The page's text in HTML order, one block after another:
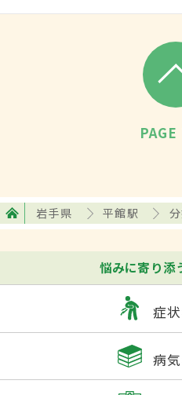
岩手県 平館駅
悩みに寄り添
症状
病気